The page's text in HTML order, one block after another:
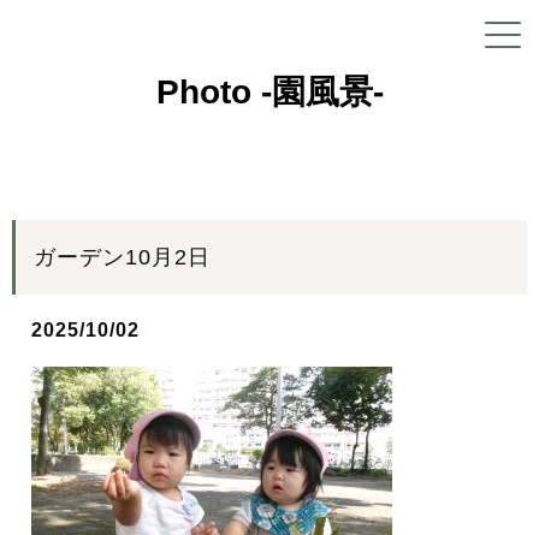
Photo -園風景-
ガーデン10月2日
2025/10/02